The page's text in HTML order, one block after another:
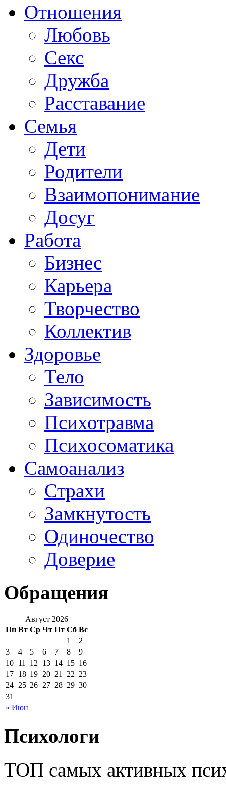
Отношения
Любовь
Секс
Дружба
Расставание
Семья
Дети
Родители
Взаимопонимание
Досуг
Работа
Бизнес
Карьера
Творчество
Коллектив
Здоровье
Тело
Зависимость
Психотравма
Психосоматика
Самоанализ
Страхи
Замкнутость
Одиночество
Доверие
Обращения
Август 2026
Пн Вт Ср Чт Пт Сб Вс
« Июн
1
2
3
4 5 6 7 8
9
10 11 12 13 14 15 16
17 18 19 20 21 22 23
24 25 26 27 28 29 30
31
Психологи
ТОП самых активных